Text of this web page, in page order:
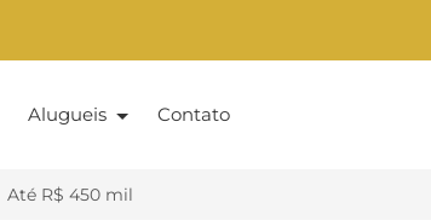
Alugueis Contato
Até R$ 450 mil